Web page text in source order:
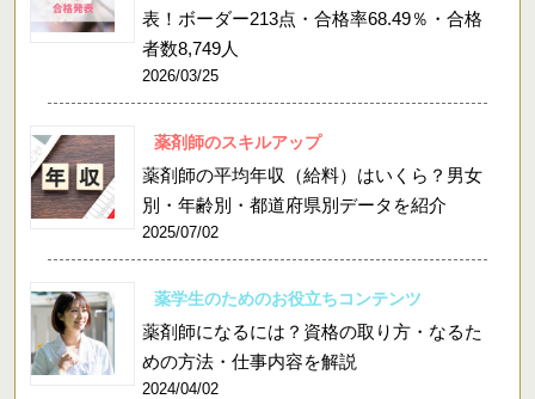
表！ボーダー213点・合格率68.49％・合格
者数8,749人
2026/03/25
薬剤師のスキルアップ
薬剤師の平均年収（給料）はいくら？男女
別・年齢別・都道府県別データを紹介
2025/07/02
薬学生のためのお役立ちコンテンツ
薬剤師になるには？資格の取り方・なるた
めの方法・仕事内容を解説
2024/04/02